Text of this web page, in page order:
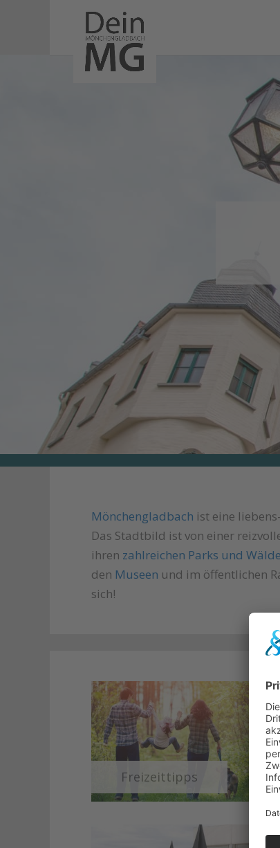
Mönchengladbach ist eine
Das Stadtbild ist von einer
ihren zahlreichen Parks und
den Museen und im öffentlichen
sich!
Freizeittipps